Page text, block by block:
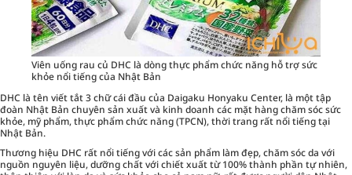
Viên uống rau củ DHC là dòng thực phẩm chức năng hỗ trợ sức
khỏe nổi tiếng của Nhật Bản
DHC là tên viết tắt 3 chữ cái đầu của Daigaku Honyaku Center, là một tập
đoàn Nhật Bản chuyên sản xuất và kinh doanh các mặt hàng chăm sóc sức
khỏe, mỹ phẩm, thực phẩm chức năng (TPCN), thời trang rất nổi tiếng tại
Nhật Bản.
Thương hiệu DHC rất nổi tiếng với các sản phẩm làm đẹp, chăm sóc da với
nguồn nguyên liệu, dưỡng chất với chiết xuất từ 100% thành phần tự nhiên,